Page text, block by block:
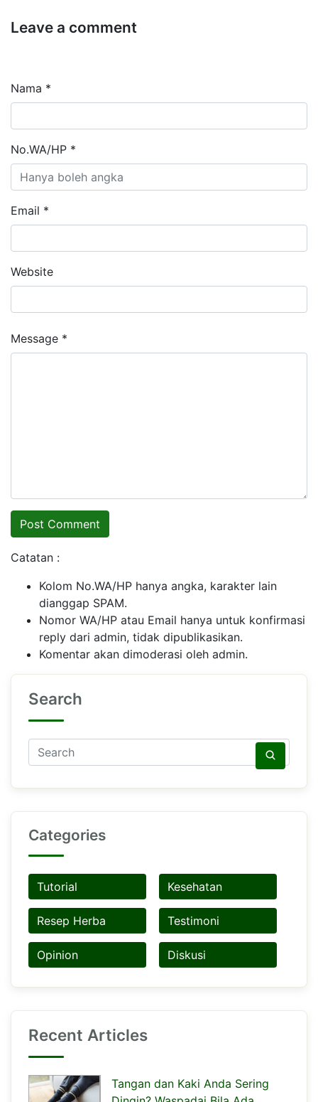
Leave a comment
Nama *
No.WA/HP *
Email *
Website
Message *
Catatan :
Kolom No.WA/HP hanya angka, karakter lain
dianggap SPAM.
Nomor WA/HP atau Email hanya untuk konfirmasi
reply dari admin, tidak dipublikasikan.
Komentar akan dimoderasi oleh admin.
Search
Categories
Tutorial Kesehatan
Resep Herba Testimoni
Opinion Diskusi
Recent Articles
Tangan dan Kaki Anda Sering